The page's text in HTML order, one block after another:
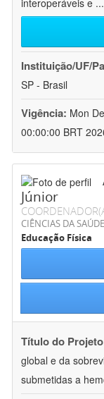
interoperáveis e ...
Instituição/UF/
SP - Brasil
Vigência: Mon
00:00:00 BRT
Júnior
CIÊNCIAS DA SAÚDE
Educação Física
Título do
global e da
submetidas a